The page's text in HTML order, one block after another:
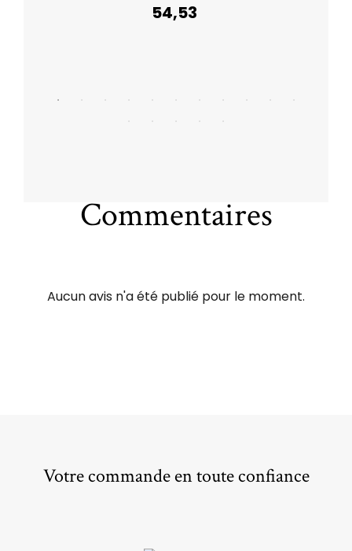
54,53
Commentaires
Aucun avis n'a été publié pour le moment.
Votre commande en toute confiance